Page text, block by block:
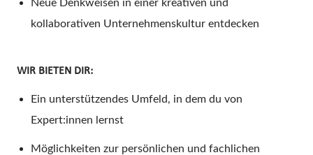
Neue Denkweisen in einer kreativen und
kollaborativen Unternehmenskultur entdecken
WIR BIETEN DIR:
Ein unterstützendes Umfeld, in dem du von
Expert:innen lernst
Möglichkeiten zur persönlichen und fachlichen